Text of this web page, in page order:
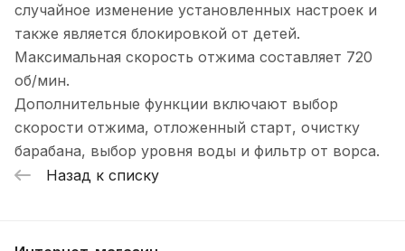
случайное изменение установленных настроек и
также является блокировкой от детей.
Максимальная скорость отжима составляет 720
об/мин.
Дополнительные функции включают выбор
скорости отжима, отложенный старт, очистку
барабана, выбор уровня воды и фильтр от ворса.
Назад к списку